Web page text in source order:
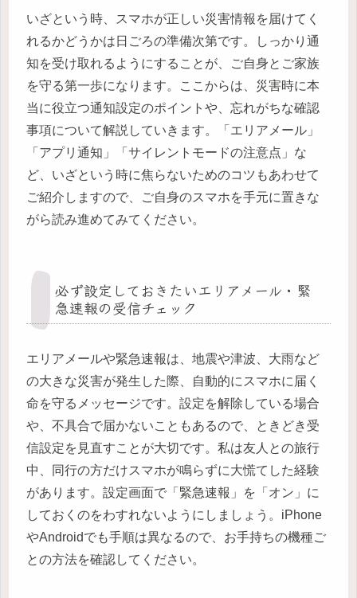
いざという時、スマホが正しい災害情報を届けてく
れるかどうかは日ごろの準備次第です。しっかり通
知を受け取れるようにすることが、ご自身とご家族
を守る第一歩になります。ここからは、災害時に本
当に役立つ通知設定のポイントや、忘れがちな確認
事項について解説していきます。「エリアメール」
「アプリ通知」「サイレントモードの注意点」な
ど、いざという時に焦らないためのコツもあわせて
ご紹介しますので、ご自身のスマホを手元に置きな
がら読み進めてみてください。
必ず設定しておきたいエリアメール・緊
急速報の受信チェック
エリアメールや緊急速報は、地震や津波、大雨など
の大きな災害が発生した際、自動的にスマホに届く
命を守るメッセージです。設定を解除している場合
や、不具合で届かないこともあるので、ときどき受
信設定を見直すことが大切です。私は友人との旅行
中、同行の方だけスマホが鳴らずに大慌てした経験
があります。設定画面で「緊急速報」を「オン」に
しておくのをわすれないようにしましょう。iPhone
やAndroidでも手順は異なるので、お手持ちの機種ご
との方法を確認してください。